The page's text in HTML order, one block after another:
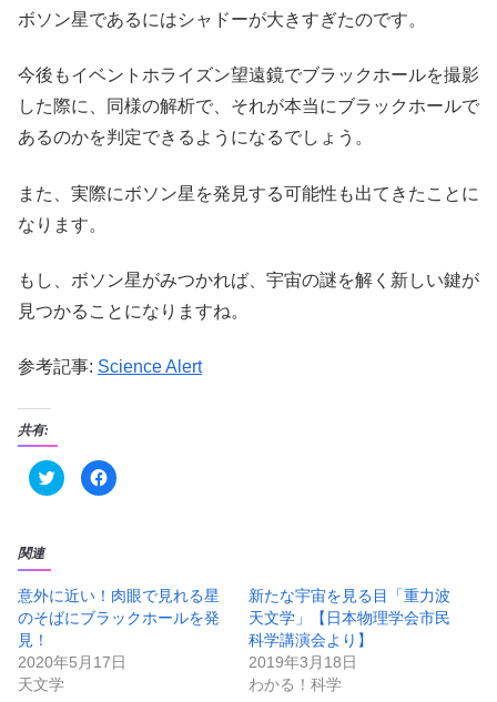
ボソン星であるにはシャドーが大きすぎたのです。
今後もイベントホライズン望遠鏡でブラックホールを撮影
した際に、同様の解析で、それが本当にブラックホールで
あるのかを判定できるようになるでしょう。
また、実際にボソン星を発見する可能性も出てきたことに
なります。
もし、ボソン星がみつかれば、宇宙の謎を解く新しい鍵が
見つかることになりますね。
参考記事: Science Alert
共有:
ク
リ
t
t
e
共
有
(
F
a
共
有
す
は
ク
関連
意外に近い！肉眼で見れる星
のそばにブラックホールを発
見！
2020年5月17日
天文学
新たな宇宙を見る目「重力波
天文学」【日本物理学会市民
科学講演会より】
2019年3月18日
わかる！科学